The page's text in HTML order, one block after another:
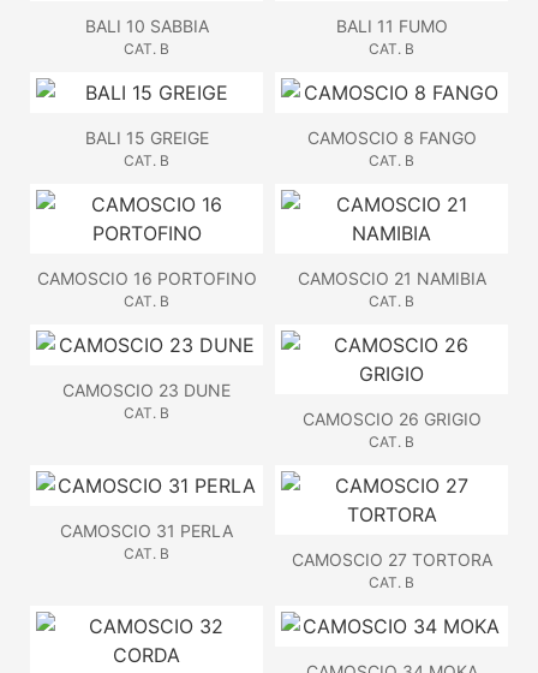
BALI 10 SABBIA
CAT. B
BALI 11 FUMO
CAT. B
BALI 15 GREIGE
CAT. B
CAMOSCIO 8 FANGO
CAT. B
CAMOSCIO 16 PORTOFINO
CAT. B
CAMOSCIO 21 NAMIBIA
CAT. B
CAMOSCIO 23 DUNE
CAT. B CAMOSCIO 26 GRIGIO
CAT. B
CAMOSCIO 31 PERLA
CAT. B CAMOSCIO 27 TORTORA
CAT. B